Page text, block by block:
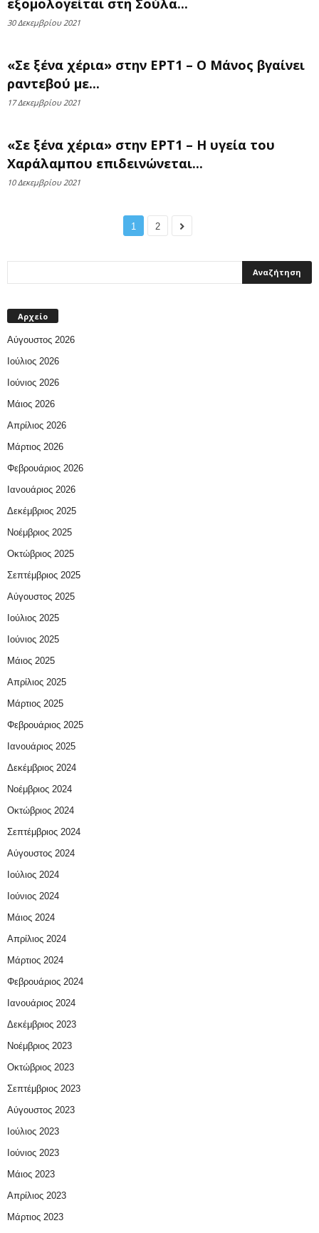
εξομολογείται στη Σούλα...
30 Δεκεμβρίου 2021
«Σε ξένα χέρια» στην ΕΡΤ1 – Ο Μάνος βγαίνει
ραντεβού με...
17 Δεκεμβρίου 2021
«Σε ξένα χέρια» στην ΕΡΤ1 – Η υγεία του
Χαράλαμπου επιδεινώνεται...
10 Δεκεμβρίου 2021
1 2
Αρχείο
Αύγουστος 2026
Ιούλιος 2026
Ιούνιος 2026
Μάιος 2026
Απρίλιος 2026
Μάρτιος 2026
Φεβρουάριος 2026
Ιανουάριος 2026
Δεκέμβριος 2025
Νοέμβριος 2025
Οκτώβριος 2025
Σεπτέμβριος 2025
Αύγουστος 2025
Ιούλιος 2025
Ιούνιος 2025
Μάιος 2025
Απρίλιος 2025
Μάρτιος 2025
Φεβρουάριος 2025
Ιανουάριος 2025
Δεκέμβριος 2024
Νοέμβριος 2024
Οκτώβριος 2024
Σεπτέμβριος 2024
Αύγουστος 2024
Ιούλιος 2024
Ιούνιος 2024
Μάιος 2024
Απρίλιος 2024
Μάρτιος 2024
Φεβρουάριος 2024
Ιανουάριος 2024
Δεκέμβριος 2023
Νοέμβριος 2023
Οκτώβριος 2023
Σεπτέμβριος 2023
Αύγουστος 2023
Ιούλιος 2023
Ιούνιος 2023
Μάιος 2023
Απρίλιος 2023
Μάρτιος 2023